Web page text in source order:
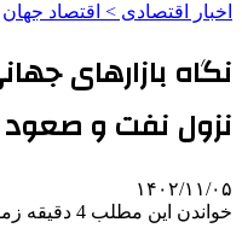
اخبار اقتصادی > اقتصاد‌ جهان
نگاه بازارهای
نزول نفت و صعود
۱۴۰۲/۱۱/۰۵
خواندن این مطلب 4 دقیقه زمان میبرد